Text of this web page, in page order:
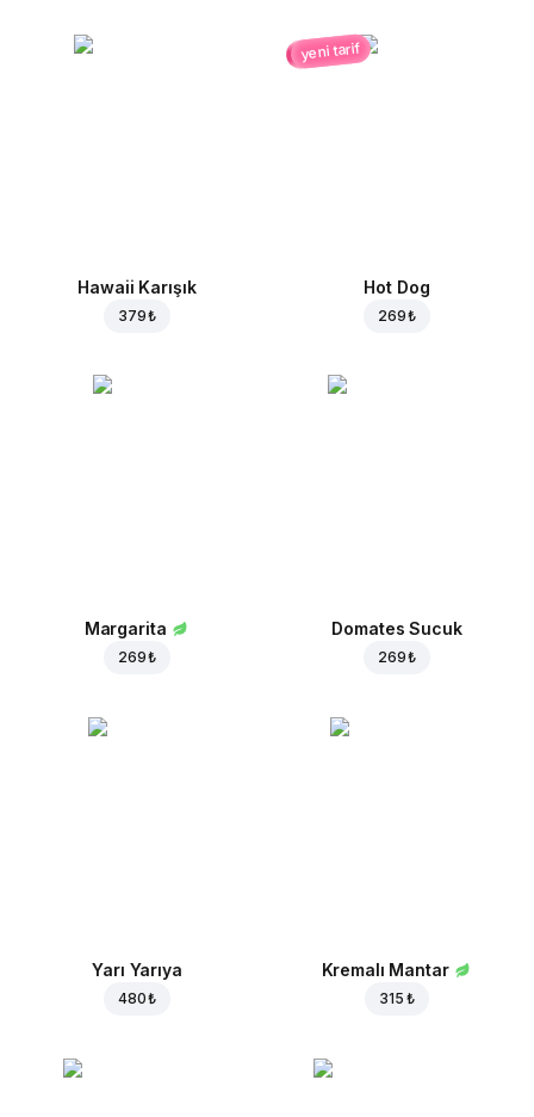
Hawaii Karışık
379 ₺
yeni tarif
Hot Dog
269 ₺
Margarita
269 ₺
Domates Sucuk
269 ₺
Yarı Yarıya
480 ₺
Kremalı Mantar
315 ₺